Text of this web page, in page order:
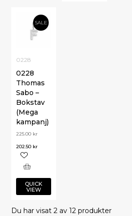
SALE
0228
0228
Thomas
Sabo –
Bokstav
(Mega
kampanj)
225.00 kr
202.50 kr
QUICK
VIEW
Du har visat 2av 12 produkter